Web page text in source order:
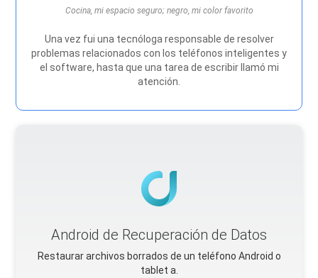
Cocina, mi espacio seguro; negro, mi color favorito
Una vez fui una tecnóloga responsable de resolver
problemas relacionados con los teléfonos inteligentes y
el software, hasta que una tarea de escribir llamó mi
atención.
Android de Recuperación de Datos
Restaurar archivos borrados de un teléfono Android o
tablet a.